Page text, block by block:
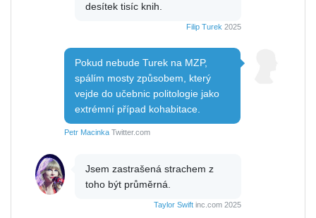
desítek tisíc knih.
Filip Turek 2025
Pokud nebude Turek na MZP,
spálím mosty způsobem, který
vejde do učebnic politologie jako
extrémní případ kohabitace.
Petr Macinka Twitter.com
Jsem zastrašená strachem z
toho být průměrná.
Taylor Swift inc.com 2025